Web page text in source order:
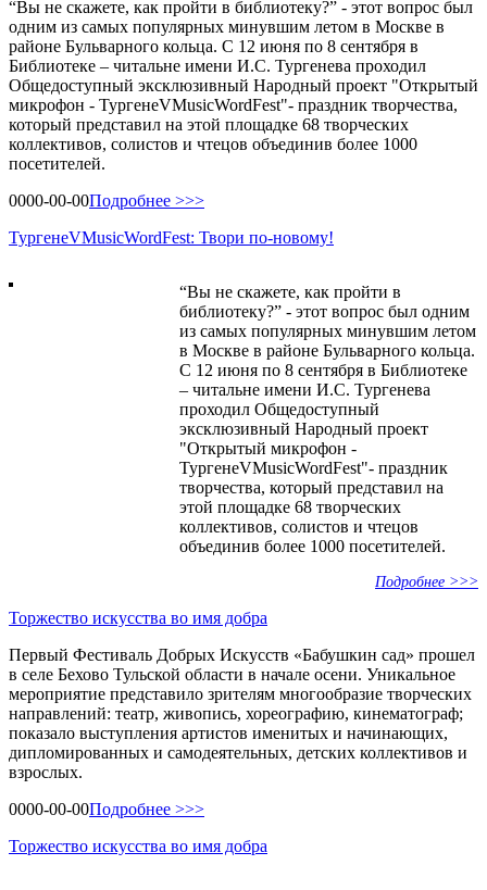
“Вы не скажете, как пройти в библиотеку?” - этот вопрос был
одним из самых популярных минувшим летом в Москве в
районе Бульварного кольца. С 12 июня по 8 сентября в
Библиотеке – читальне имени И.С. Тургенева проходил
Общедоступный эксклюзивный Народный проект "Открытый
микрофон - ТургенеVMusicWordFest"- праздник творчества,
который представил на этой площадке 68 творческих
коллективов, солистов и чтецов объединив более 1000
посетителей.
0000-00-00Подробнее >>>
ТургенеVMusicWordFest: Твори по-новому!
“Вы не скажете, как пройти в
библиотеку?” - этот вопрос был одним
из самых популярных минувшим летом
в Москве в районе Бульварного кольца.
С 12 июня по 8 сентября в Библиотеке
– читальне имени И.С. Тургенева
проходил Общедоступный
эксклюзивный Народный проект
"Открытый микрофон -
ТургенеVMusicWordFest"- праздник
творчества, который представил на
этой площадке 68 творческих
коллективов, солистов и чтецов
объединив более 1000 посетителей.
Подробнее >>>
Торжество искусства во имя добра
Первый Фестиваль Добрых Искусств «Бабушкин сад» прошел
в селе Бехово Тульской области в начале осени. Уникальное
мероприятие представило зрителям многообразие творческих
направлений: театр, живопись, хореографию, кинематограф;
показало выступления артистов именитых и начинающих,
дипломированных и самодеятельных, детских коллективов и
взрослых.
0000-00-00Подробнее >>>
Торжество искусства во имя добра